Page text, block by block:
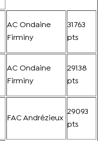
AC Ondaine
Firminy
31763
pts
AC Ondaine
Firminy
29138
pts
FAC Andrézieux
29093
pts